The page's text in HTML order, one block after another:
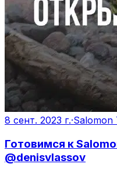
8 сент. 2023 г.·Salomon
Готовимся к
@denisvlassov